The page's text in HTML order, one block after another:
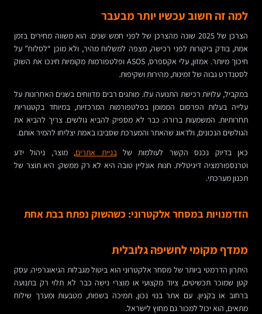
למה זה חשוב עכשיו יותר מבעבר
הצרכן של 2025 שונה מהצרכן של לפני חמש שנים. הוא משווה מחירים בזמן
אמת, בודק ביקורות לפני רכישה, מצפה למשלוח מהיר, ולא מוכן “לסלוח” על
חיכוך מיותר. אמזון, עלי אקספרס, ASOS ופלטפורמות מקומיות חינכו את השוק
לסטנדרט גבוה של זמינות, מהירות ושקיפות.
במקביל, עלויות רכישת התנועה עלו. מותגים רבים מדווחים בשנים האחרונות על
עלייה בעלות הפרסום הממומן בפלטפורמות המרכזיות, במיוחד בקטגוריות
תחרותיות. המשמעות ברורה: כבר לא מספיק להביא גולשים. צריך להביא את
הגולשים הנכונים, ולדאוג שהאתר והמערכת שסביבו באמת יצליחו להמיר אותם.
כאן בדיוק נכנס הקשר לעולמות של בניית אתרים, מוצר, ניהול ידע
וטרנספורמציה דיגיטלית. חנות אונליין טובה היא לא רק ממשק; היא תוצר של
תכנון מערכתי.
הזדמנויות במסחר אלקטרוני: כשהשוק נפתח בבת אחת
ממדף מקומי לחשיפה גלובלית
היתרון הדרמטי ביותר של מסחר אלקטרוני הוא ביטול מגבלות הגיאוגרפיה. עסק
קטן שמוכר תכשיטים, ציוד מקצועי או מוצרי נישה כבר לא תלוי רק בתנועה
ברחוב או בקניון. עם אתר בנוי נכון, תמיכה בשפות, מטבעות ומערך שילוח
מתאים, הוא יכול למכור גם מחוץ לישראל.